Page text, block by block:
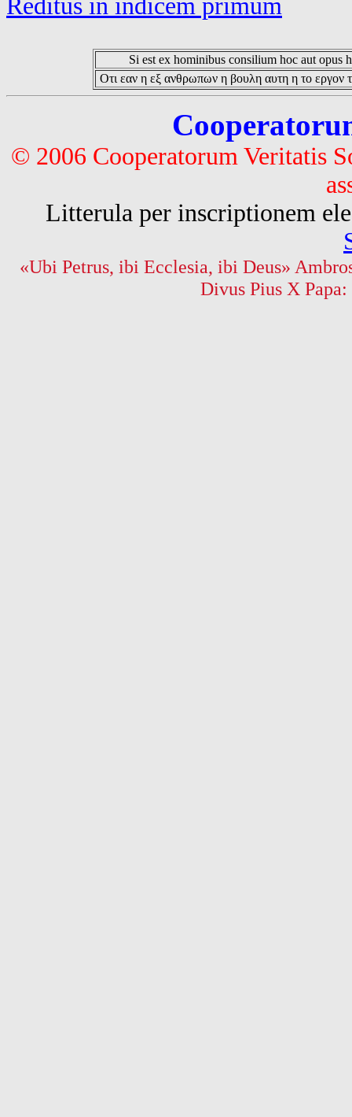
Reditus in indicem primum
Si est ex hominibus consilium hoc aut opus
Οτι εαν η εξ ανθρωπων η βουλη αυτη η το εργον
© 2006 Cooperatorum Veritatis
Litterula per inscriptionem
«Ubi Petrus, ibi Ecclesia, ibi Deus»
Divus Pius X Papa: